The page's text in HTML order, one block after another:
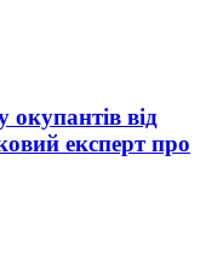
від
експерт про